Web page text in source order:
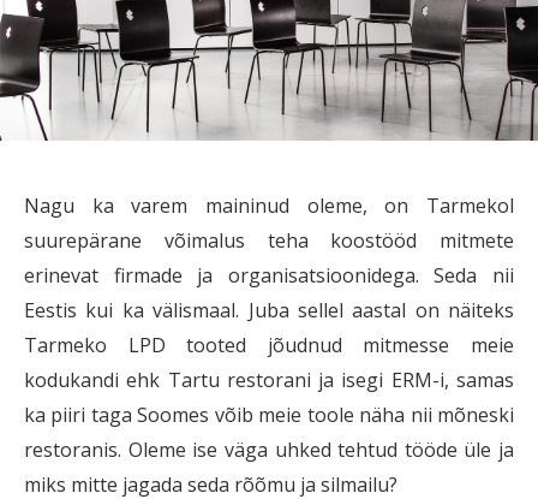
Nagu ka varem maininud oleme, on Tarmekol
suurepärane võimalus teha koostööd mitmete
erinevat firmade ja organisatsioonidega. Seda nii
Eestis kui ka välismaal. Juba sellel aastal on näiteks
Tarmeko LPD tooted jõudnud mitmesse meie
kodukandi ehk Tartu restorani ja isegi ERM-i, samas
ka piiri taga Soomes võib meie toole näha nii mõneski
restoranis. Oleme ise väga uhked tehtud tööde üle ja
miks mitte jagada seda rõõmu ja silmailu?